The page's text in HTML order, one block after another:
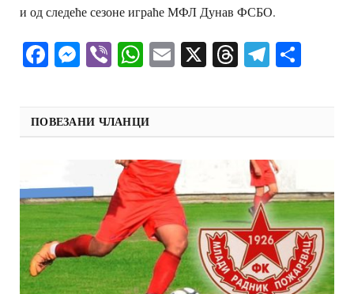
и од следеће сезоне играће МФЛ Дунав ФСБО.
Facebook
Messenger
ViberWhatsApp
Email
X Threads
ПОВЕЗАНИ ЧЛАНЦИ